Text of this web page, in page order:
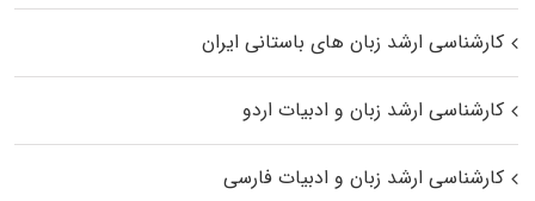
کارشناسی ارشد زبان‌ های باستانی ایران
کارشناسی ارشد زبان و ادبیات اردو
کارشناسی ارشد زبان و ادبیات فارسی